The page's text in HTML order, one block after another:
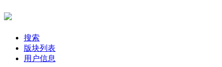
搜索
版块列表
用户信息